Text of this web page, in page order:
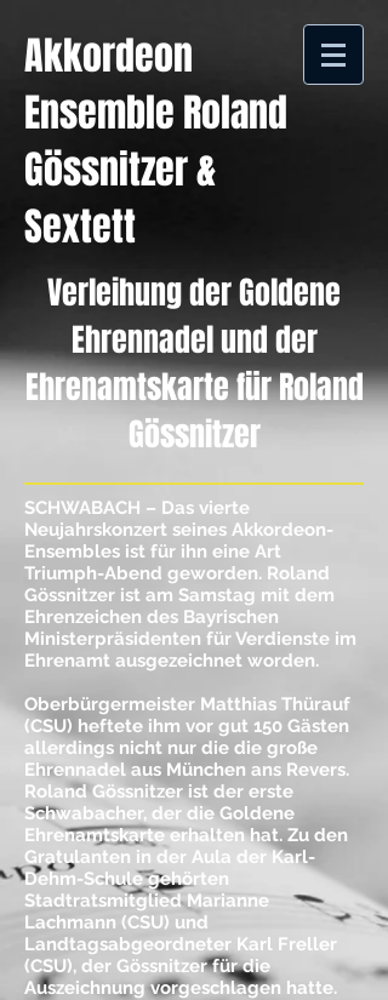
Akkordeon
Ensemble Roland
Gössnitzer &
Sextett
Verleihung der Goldene
Ehrennadel und der
Ehrenamtskarte für Roland
Gössnitzer
SCHWABACH – Das vierte
Neujahrskonzert seines Akkordeon-
Ensembles ist für ihn eine Art
Triumph-Abend geworden. Roland
Gössnitzer ist am Samstag mit dem
Ehrenzeichen des Bayrischen
Ministerpräsidenten für Verdienste im
Ehrenamt ausgezeichnet worden.
Oberbürgermeister Matthias Thürauf
(CSU) heftete ihm vor gut 150 Gästen
allerdings nicht nur die die große
Ehrennadel aus München ans Revers.
Roland Gössnitzer ist der erste
Schwabacher, der die Goldene
Ehrenamtskarte erhalten hat. Zu den
Gratulanten in der Aula der Karl-
Dehm-Schule gehörten
Stadtratsmitglied Marianne
Lachmann (CSU) und
Landtagsabgeordneter Karl Freller
(CSU), der Gössnitzer für die
Auszeichnung vorgeschlagen hatte.